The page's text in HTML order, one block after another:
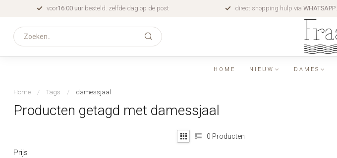
voor16:00 uur besteld. zelfde dag op de post direct shopping hulp via WHATSAPP.
HOME NIEUW DAMES
Home / Tags / damessjaal
Producten getagd met damessjaal
Prijs
0 Producten